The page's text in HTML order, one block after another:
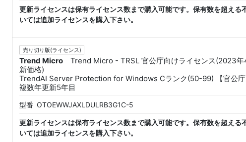
更新ライセンスは保有ライセンス数まで購入可能です。保有数を超える
いては追加ライセンスを購入下さい。
売り切り版(ライセンス)
Trend Micro
Trend Micro - TRSL 官公庁向けライセンス(2023
新価格)
TrendAI Server Protection for Windows Cランク(50-99) 【官公庁
複数年更新5年目
型番 OTOEWWJAXLDULRB3G1C-5
更新ライセンスは保有ライセンス数まで購入可能です。保有数を超える
いては追加ライセンスを購入下さい。